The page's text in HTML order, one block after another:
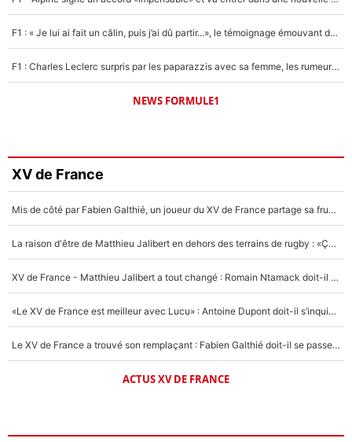
F1 : « Je lui ai fait un câlin, puis j’ai dû partir...», le témoignage émouvant de Max Verstappen sur sa fille
F1 : Charles Leclerc surpris par les paparazzis avec sa femme, les rumeurs étaient vraies !
NEWS FORMULE1
XV de France
Mis de côté par Fabien Galthié, un joueur du XV de France partage sa frustration : «ils ne me l’ont pas dit tout de suite»
La raison d'être de Matthieu Jalibert en dehors des terrains de rugby : «Ça m'atteint autant que si tu touches à un membre de ma famille»
XV de France - Matthieu Jalibert a tout changé : Romain Ntamack doit-il s’inquiéter pour sa place à un an de la Coupe du monde ?
«Le XV de France est meilleur avec Lucu» : Antoine Dupont doit-il s’inquiéter pour sa place ?
Le XV de France a trouvé son remplaçant : Fabien Galthié doit-il se passer d'Antoine Dupont ?
ACTUS XV DE FRANCE